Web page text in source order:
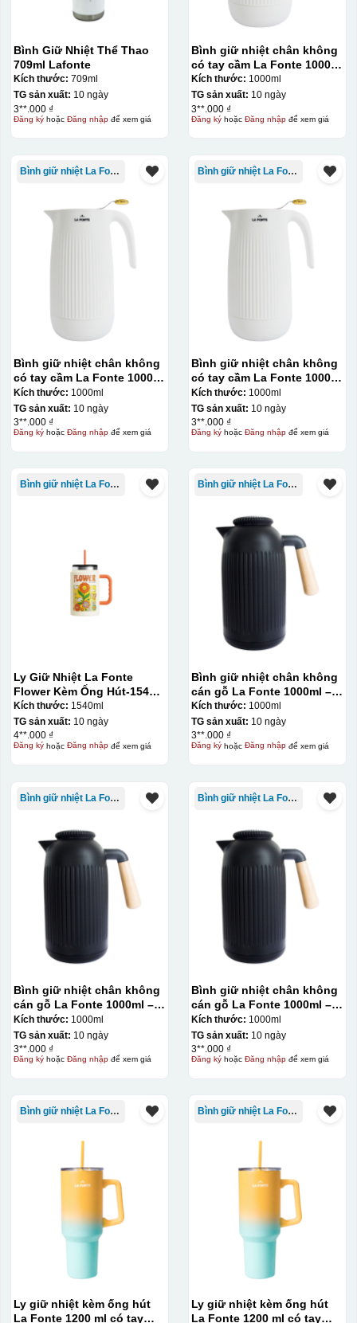
Bình Giữ Nhiệt Thể Thao
709ml Lafonte
Kích thước: 709ml
TG sản xuất: 10 ngày
3**.000 ₫
Đăng kýhoặc Đăng nhậpđể xem giá
Bình giữ nhiệt chân không
có tay cầm La Fonte 1000ml
– 011655
Kích thước: 1000ml
TG sản xuất: 10 ngày
3**.000 ₫
Đăng kýhoặc Đăng nhậpđể xem giá
Bình giữ nhiệt La Fonte
Bình giữ nhiệt chân không
có tay cầm La Fonte 1000ml
– 011655
Kích thước: 1000ml
TG sản xuất: 10 ngày
3**.000 ₫
Đăng kýhoặc Đăng nhậpđể xem giá
Bình giữ nhiệt La Fonte
Bình giữ nhiệt chân không
có tay cầm La Fonte 1000ml
– 011655
Kích thước: 1000ml
TG sản xuất: 10 ngày
3**.000 ₫
Đăng kýhoặc Đăng nhậpđể xem giá
Bình giữ nhiệt La Fonte
Ly Giữ Nhiệt La Fonte
Flower Kèm Ống Hút-1540
ml-014786
Kích thước: 1540ml
TG sản xuất: 10 ngày
4**.000 ₫
Đăng kýhoặc Đăng nhậpđể xem giá
Bình giữ nhiệt La Fonte
Bình giữ nhiệt chân không
cán gỗ La Fonte 1000ml –
011679
Kích thước: 1000ml
TG sản xuất: 10 ngày
3**.000 ₫
Đăng kýhoặc Đăng nhậpđể xem giá
Bình giữ nhiệt La Fonte
Bình giữ nhiệt chân không
cán gỗ La Fonte 1000ml –
011679
Kích thước: 1000ml
TG sản xuất: 10 ngày
3**.000 ₫
Đăng kýhoặc Đăng nhậpđể xem giá
Bình giữ nhiệt La Fonte
Bình giữ nhiệt chân không
cán gỗ La Fonte 1000ml –
011679
Kích thước: 1000ml
TG sản xuất: 10 ngày
3**.000 ₫
Đăng kýhoặc Đăng nhậpđể xem giá
Bình giữ nhiệt La Fonte
Ly giữ nhiệt kèm ống hút
La Fonte 1200 ml có tay
Bình giữ nhiệt La Fonte
Ly giữ nhiệt kèm ống hút
La Fonte 1200 ml có tay